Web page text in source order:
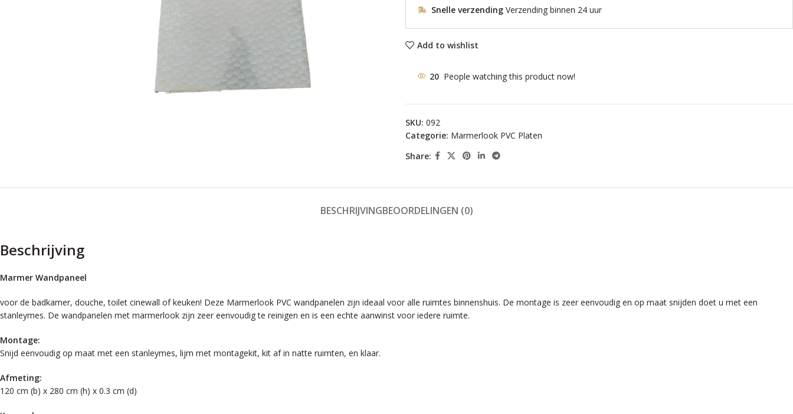
Snelle verzending Verzending binnen 24 uur
Add to wishlist
20 People watching this product now!
SKU: 092
Categorie: Marmerlook PVC Platen
Share:
BESCHRIJVINGBEOORDELINGEN (0)
Beschrijving
Marmer Wandpaneel
voor de badkamer, douche, toilet cinewall of keuken! Deze Marmerlook PVC wandpanelen zijn ideaal voor alle ruimtes binnenshuis. De montage is zeer eenvoudig en op maat snijden doet u met een
stanleymes. De wandpanelen met marmerlook zijn zeer eenvoudig te reinigen en is een echte aanwinst voor iedere ruimte.
Montage:
Snijd eenvoudig op maat met een stanleymes, lijm met montagekit, kit af in natte ruimten, en klaar.
Afmeting:
120 cm (b) x 280 cm (h) x 0.3 cm (d)